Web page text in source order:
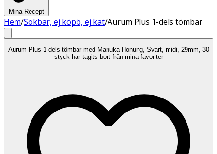
Mina Recept
Hem/Sökbar, ej köpb, ej kat/Aurum Plus 1-dels tömbar
Aurum Plus 1-dels tömbar med Manuka Honung, Svart, midi, 29mm, 30
styck har tagits bort från mina favoriter